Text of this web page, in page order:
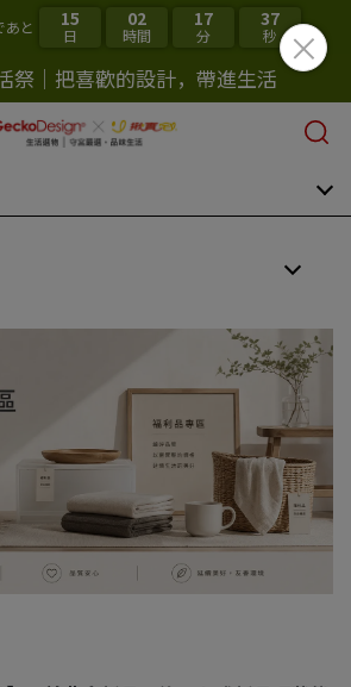
と 15
日
02
時間
17
分
36
秒
祭｜把喜歡的設計，帶進生活